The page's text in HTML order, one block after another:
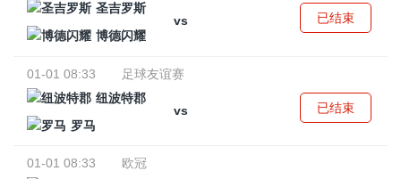
圣吉罗斯
vs
博德闪耀
已结束
01-01 08:33
足球友谊赛
纽波特郡
vs
罗马
已结束
01-01 08:33
欧冠